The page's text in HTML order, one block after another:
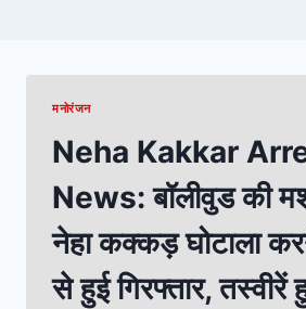
मनोरंजन
Neha Kakkar
News: बॉलीवुड की
नेहा कक्कड़ घोटाला
से हुई गिरफ्तार, तस्वीरें